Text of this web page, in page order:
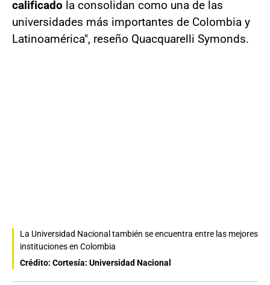
calificado la consolidan como una de las
universidades más importantes de Colombia y
Latinoamérica", reseño Quacquarelli Symonds.
La Universidad Nacional también se encuentra entre las mejores
instituciones en Colombia
Crédito: Cortesía: Universidad Nacional